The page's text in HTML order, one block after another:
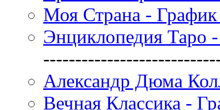
Моя Страна -
Энциклопедия Таро
Александр Дюма
Вечная Классика -